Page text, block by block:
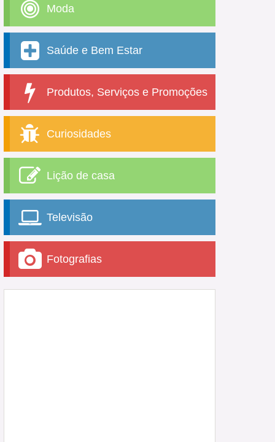
Moda
Saúde e Bem Estar
Produtos, Serviços e Promoções
Curiosidades
Lição de casa
Televisão
Fotografias